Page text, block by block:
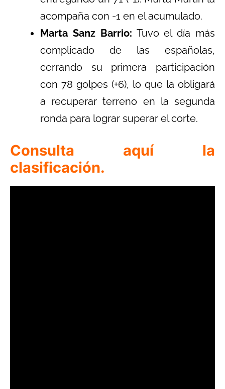
acompaña con -1 en el acumulado.
Marta Sanz Barrio: Tuvo el día más
complicado de las españolas,
cerrando su primera participación
con 78 golpes (+6), lo que la obligará
a recuperar terreno en la segunda
ronda para lograr superar el corte.
Consulta aquí la
clasificación.